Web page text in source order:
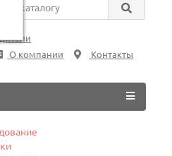
О компании Контакты